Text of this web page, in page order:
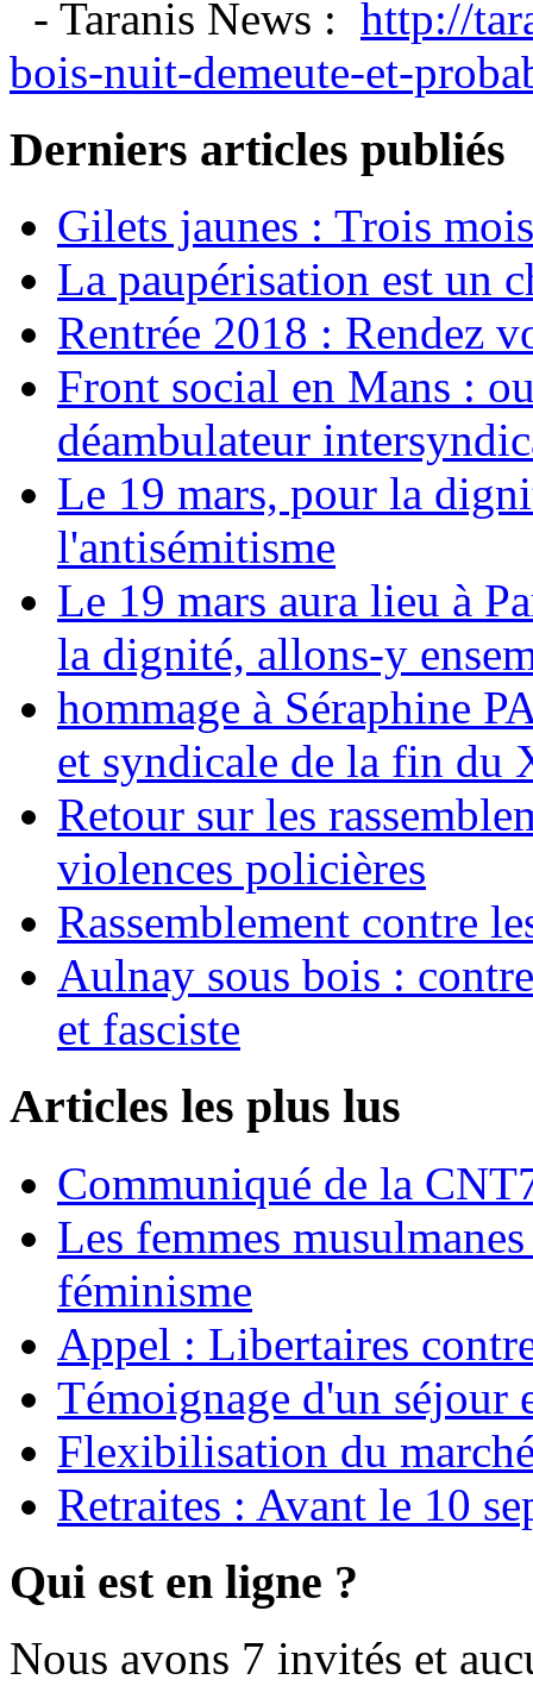
- Taranis News : http://
bois-nuit-demeute-et-
Derniers articles publiés
Gilets jaunes : Trois
La paupérisation est un
Rentrée 2018 : Rendez
Front social en Mans :
déambulateur
Le 19 mars, pour la
l'antisémitisme
Le 19 mars aura lieu à
la dignité, allons-y
hommage à Séraphine
et syndicale de la fin du
Retour sur les
violences policières
Rassemblement contre
Aulnay sous bois :
et fasciste
Articles les plus lus
Communiqué de la
Les femmes
féminisme
Appel : Libertaires
Témoignage d'un séjour
Flexibilisation du
Retraites : Avant le 10
Qui est en ligne ?
Nous avons 7 invités et